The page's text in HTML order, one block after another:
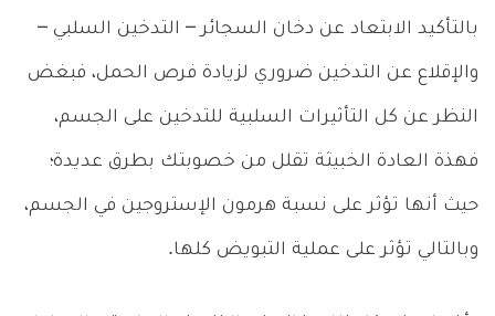
بالتأكيد الابتعاد عن دخان السجائر – التدخين السلبي –
والإقلاع عن التدخين ضروري لزيادة فرص الحمل، فبغض
النظر عن كل التأثيرات السلبية للتدخين على الجسم،
فهذة العادة الخبيثة تقلل من خصوبتك بطرق عديدة؛
حيث أنها تؤثر على نسبة هرمون الإستروجين في الجسم،
وبالتالي تؤثر على عملية التبويض كلها.